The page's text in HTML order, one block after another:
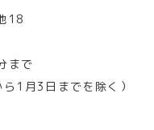
18
まで
1月3日までを除く）